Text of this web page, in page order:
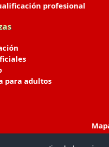
profesional
para adultos